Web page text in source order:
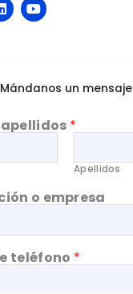
L
i
i
Y
o
e
Mándanos un mensaje
apellidos *
Apellidos
o empresa
teléfono *